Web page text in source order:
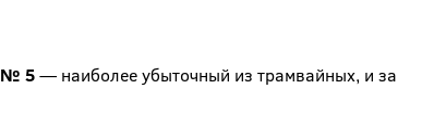
№ 5— наиболее убыточный из трамвайных, и за